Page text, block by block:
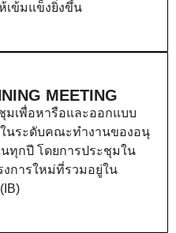
เข้มแข็งยิ่งขึ้น
MEETING
มเพื่อหารือและออกแบบ
นระดับคณะทำงานของอนุ
นทุกปี โดยการประชุมใน
งการใหม่ที่รวมอยู่ใน